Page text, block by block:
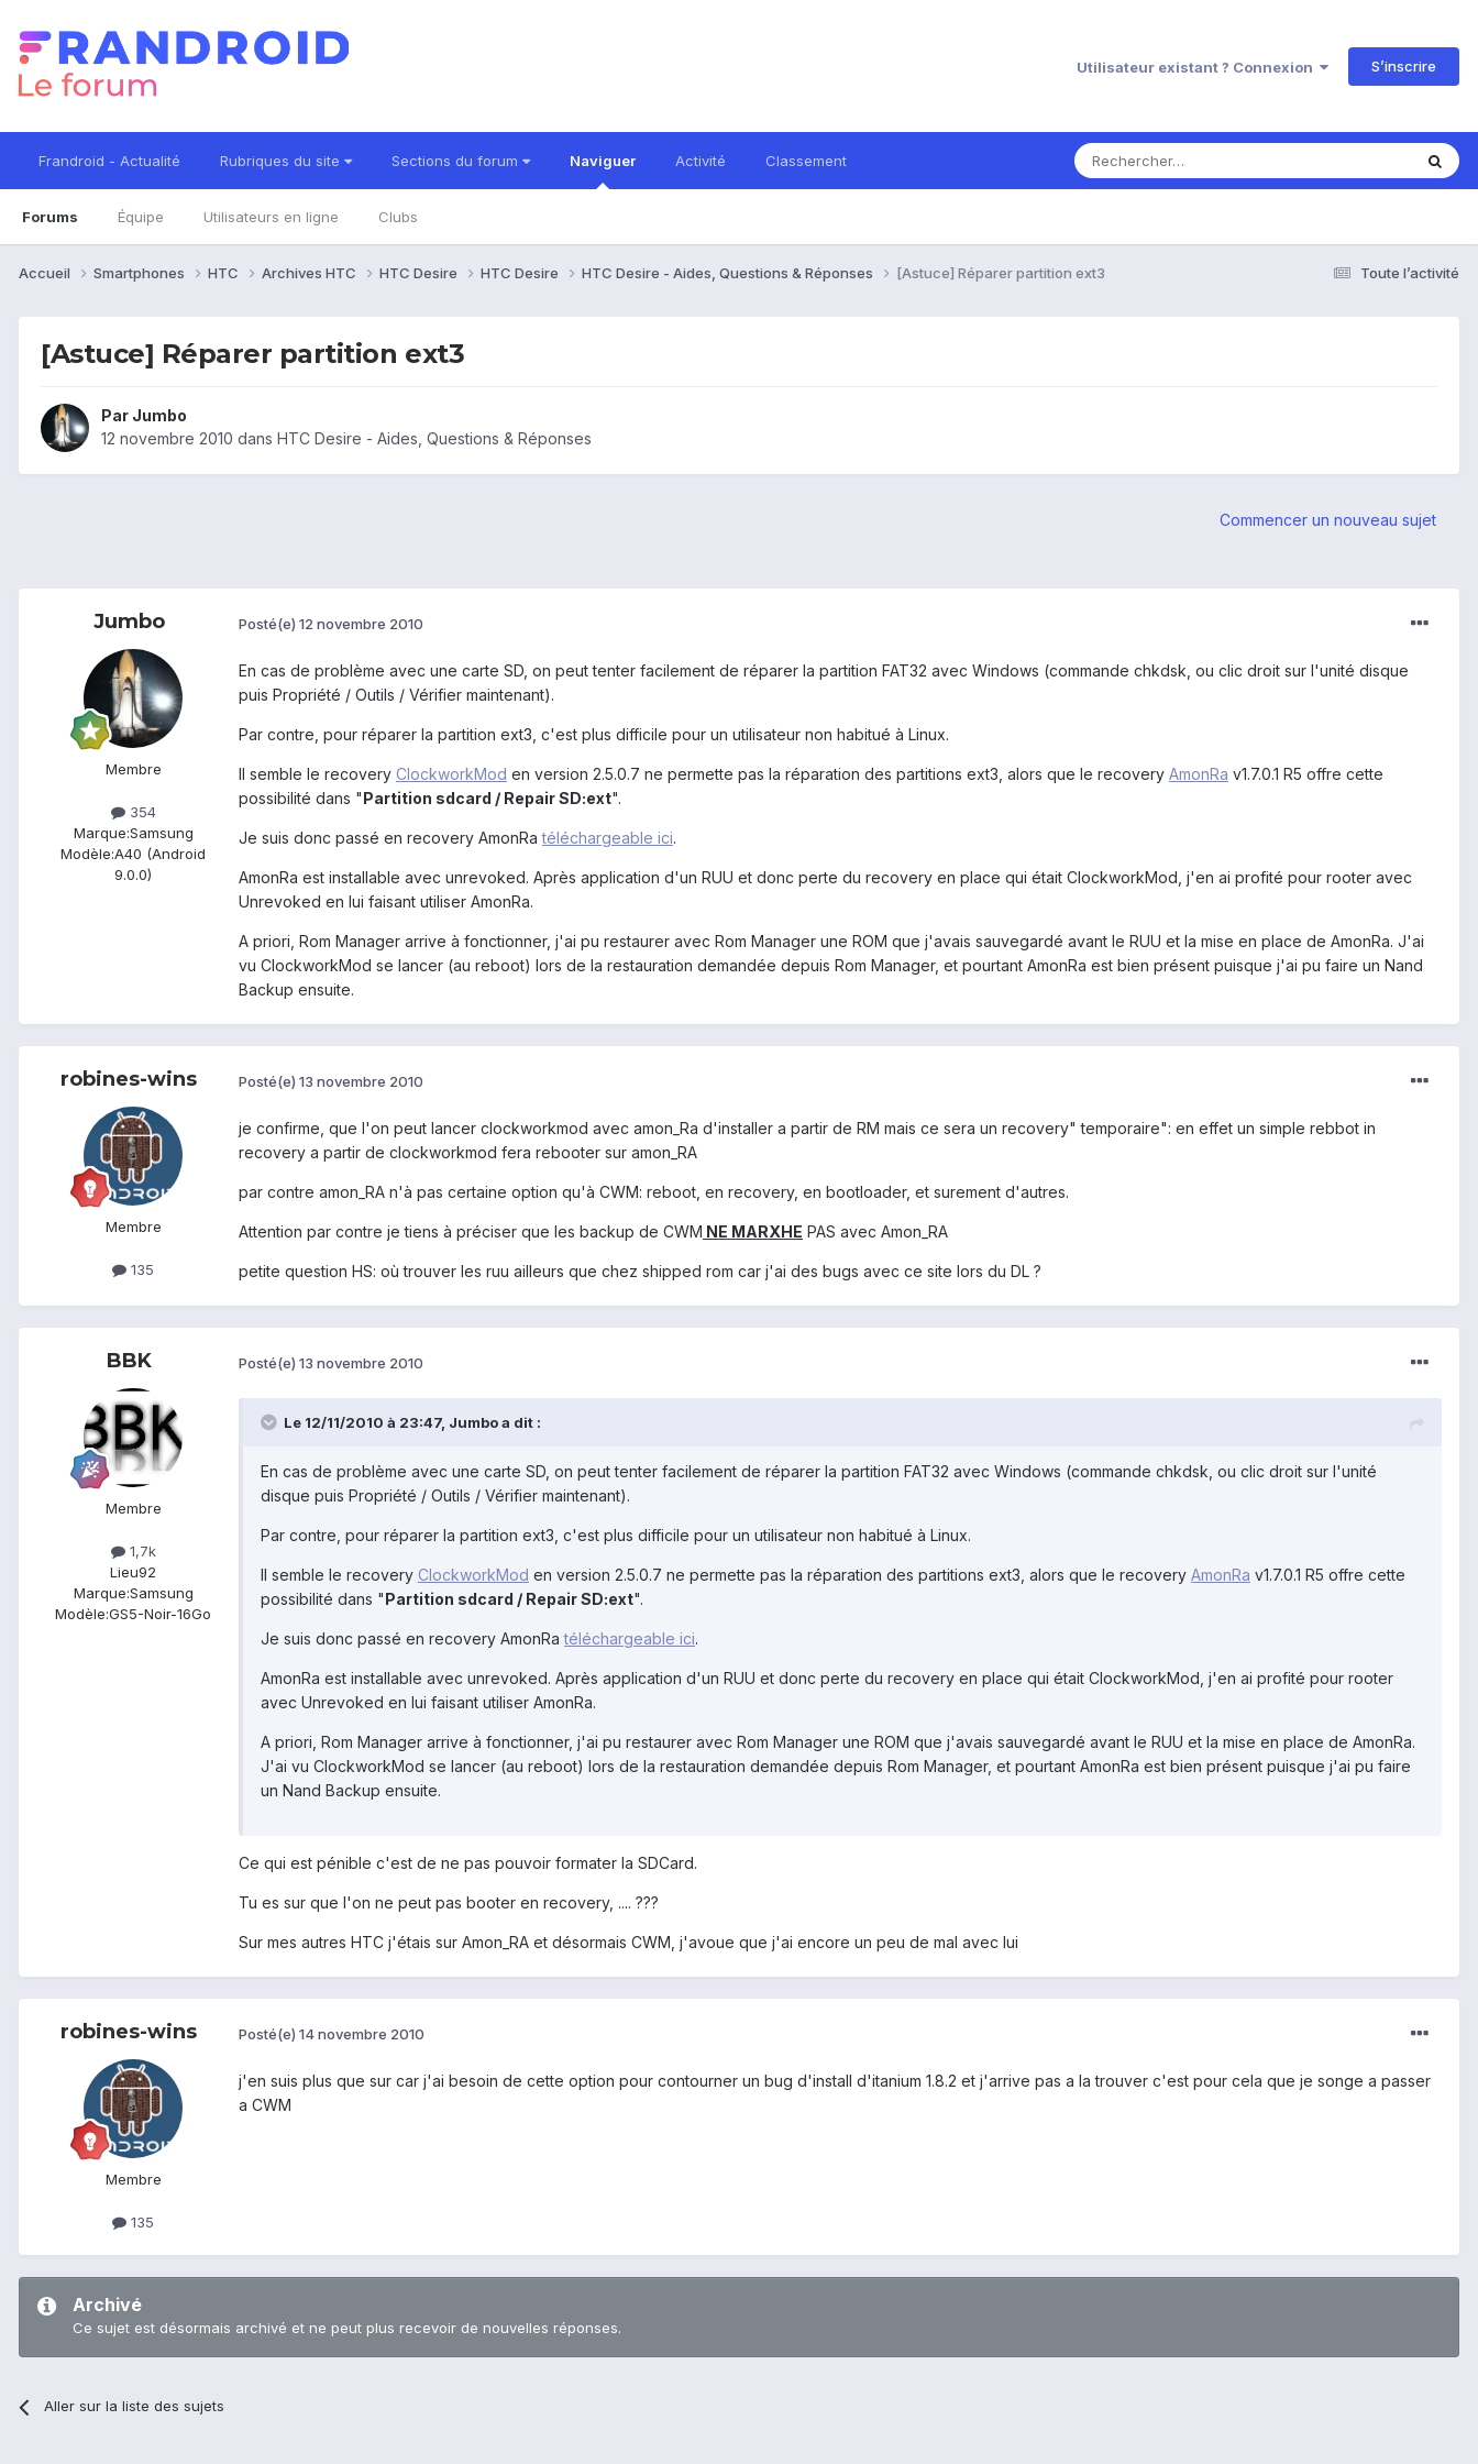
Utilisateur existant ? Connexion S’inscrire
Frandroid - Actualité Rubriques du site Sections du forum Naviguer
Forums Équipe Utilisateurs en ligne Clubs
Activité Classement
Toute l’activité
Accueil Smartphones HTC Archives HTC HTC Desire HTC Desire HTC Desire - Aides, Questions & Réponses [Astuce] Réparer partition ext3
[Astuce] Réparer partition ext3
Par Jumbo
12 novembre 2010 dans HTC Desire - Aides, Questions & Réponses
Commencer un nouveau sujet
Jumbo
Membre
354
Marque:Samsung
Modèle:A40 (Android
9.0.0)
Posté(e) 12 novembre 2010
En cas de problème avec une carte SD, on peut tenter facilement de réparer la partition FAT32 avec Windows (commande chkdsk, ou clic droit sur l'unité disque
puis Propriété / Outils / Vérifier maintenant).
Par contre, pour réparer la partition ext3, c'est plus difficile pour un utilisateur non habitué à Linux.
Il semble le recovery ClockworkMod en version 2.5.0.7 ne permette pas la réparation des partitions ext3, alors que le recovery AmonRa v1.7.0.1 R5 offre cette
possibilité dans "Partition sdcard / Repair SD:ext".
Je suis donc passé en recovery AmonRatéléchargeable ici.
AmonRa est installable avec unrevoked. Après application d'un RUU et donc perte du recovery en place qui était ClockworkMod, j'en ai profité pour rooter avec
Unrevoked en lui faisant utiliser AmonRa.
A priori, Rom Manager arrive à fonctionner, j'ai pu restaurer avec Rom Manager une ROM que j'avais sauvegardé avant le RUU et la mise en place de AmonRa. J'ai
vu ClockworkMod se lancer (au reboot) lors de la restauration demandée depuis Rom Manager, et pourtant AmonRa est bien présent puisque j'ai pu faire un Nand
Backup ensuite.
robines-wins
Membre
135
Posté(e) 13 novembre 2010
je confirme, que l'on peut lancer clockworkmod avec amon_Ra d'installer a partir de RM mais ce sera un recovery" temporaire": en effet un simple rebbot in
recovery a partir de clockworkmod fera rebooter sur amon_RA
par contre amon_RA n'à pas certaine option qu'à CWM: reboot, en recovery, en bootloader, et surement d'autres.
Attention par contre je tiens à préciser que les backup de CWM NE MARXHE PAS avec Amon_RA
petite question HS: où trouver les ruu ailleurs que chez shipped rom car j'ai des bugs avec ce site lors du DL ?
BBK
Membre
1,7k
Lieu92
Marque:Samsung
Modèle:GS5-Noir-16Go
Posté(e) 13 novembre 2010
Le 12/11/2010 à 23:47, Jumbo a dit :
En cas de problème avec une carte SD, on peut tenter facilement de réparer la partition FAT32 avec Windows (commande chkdsk, ou clic droit sur l'unité
disque puis Propriété / Outils / Vérifier maintenant).
Par contre, pour réparer la partition ext3, c'est plus difficile pour un utilisateur non habitué à Linux.
Il semble le recovery ClockworkMod en version 2.5.0.7 ne permette pas la réparation des partitions ext3, alors que le recovery AmonRa v1.7.0.1 R5 offre cette
possibilité dans "Partition sdcard / Repair SD:ext".
Je suis donc passé en recovery AmonRatéléchargeable ici.
AmonRa est installable avec unrevoked. Après application d'un RUU et donc perte du recovery en place qui était ClockworkMod, j'en ai profité pour rooter
avec Unrevoked en lui faisant utiliser AmonRa.
A priori, Rom Manager arrive à fonctionner, j'ai pu restaurer avec Rom Manager une ROM que j'avais sauvegardé avant le RUU et la mise en place de AmonRa.
J'ai vu ClockworkMod se lancer (au reboot) lors de la restauration demandée depuis Rom Manager, et pourtant AmonRa est bien présent puisque j'ai pu faire
un Nand Backup ensuite.
Ce qui est pénible c'est de ne pas pouvoir formater la SDCard.
Tu es sur que l'on ne peut pas booter en recovery, .... ???
Sur mes autres HTC j'étais sur Amon_RA et désormais CWM, j'avoue que j'ai encore un peu de mal avec lui
robines-wins
Membre
135
Posté(e) 14 novembre 2010
j'en suis plus que sur car j'ai besoin de cette option pour contourner un bug d'install d'itanium 1.8.2 et j'arrive pas a la trouver c'est pour cela que je songe a passer
a CWM
Archivé
Ce sujet est désormais archivé et ne peut plus recevoir de nouvelles réponses.
Aller sur la liste des sujets